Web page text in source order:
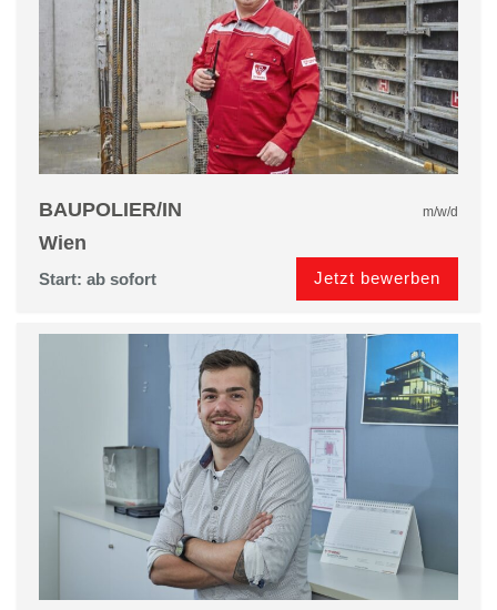
BAUPOLIER/IN m/w/d
Wien
Start: ab sofort Jetzt bewerben